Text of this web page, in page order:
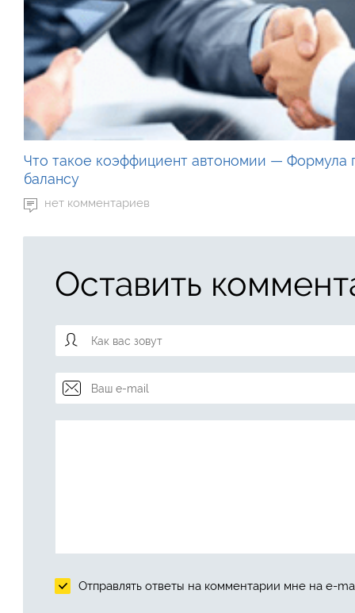
Что такое коэффициент автономии — Формула
балансу
нет комментариев
Оставить
Отправлять ответы на комментарии мне на e-